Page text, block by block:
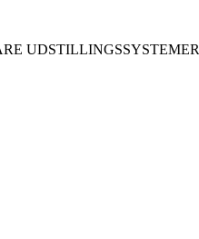
UDSTILLINGSSYSTEMER